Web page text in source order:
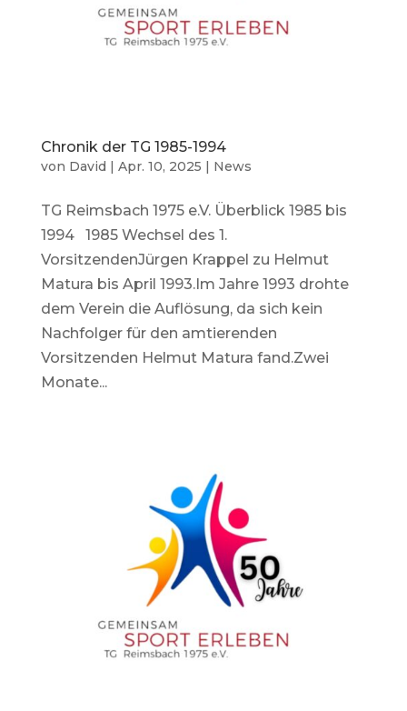
Chronik der TG 1985-1994
von David | Apr. 10, 2025 | News
TG Reimsbach 1975 e.V. Überblick 1985 bis
1994 1985 Wechsel des 1.
VorsitzendenJürgen Krappel zu Helmut
Matura bis April 1993.Im Jahre 1993 drohte
dem Verein die Auflösung, da sich kein
Nachfolger für den amtierenden
Vorsitzenden Helmut Matura fand.Zwei
Monate...